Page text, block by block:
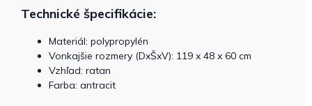
Technické špecifikácie:
Materiál: polypropylén
Vonkajšie rozmery (DxŠxV): 119 x 48 x 60 cm
Vzhľad: ratan
Farba: antracit